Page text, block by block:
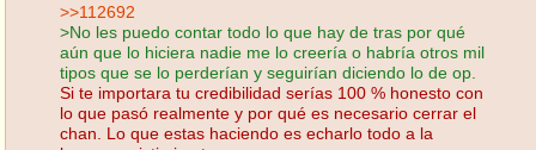
>>112692
>No les puedo contar todo lo que hay de tras por qué
aún que lo hiciera nadie me lo creería o habría otros mil
tipos que se lo perderían y seguirían diciendo lo de op.
Si te importara tu credibilidad serías 100 % honesto con
lo que pasó realmente y por qué es necesario cerrar el
chan. Lo que estas haciendo es echarlo todo a la